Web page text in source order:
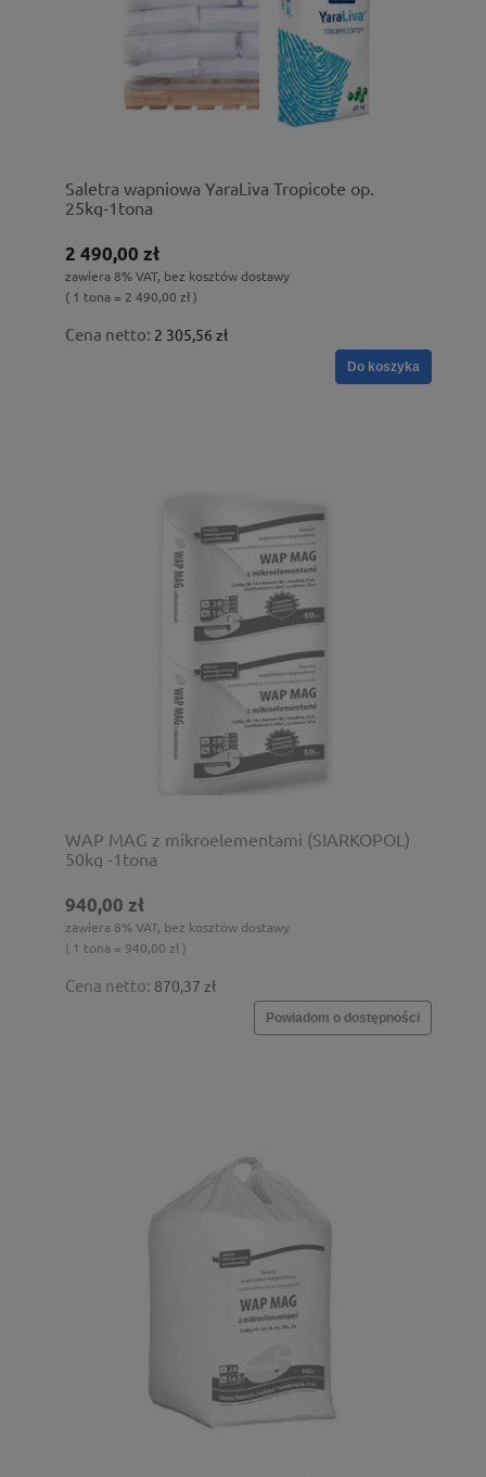
Saletra wapniowa YaraLiva Tropicote op.
25kg-1tona
2 490,00 zł
zawiera 8% VAT, bez kosztów dostawy
( 1 tona = 2 490,00 zł )
Cena netto: 2 305,56 zł
Do koszyka
WAP MAG z mikroelementami (SIARKOPOL)
50kg -1tona
940,00 zł
zawiera 8% VAT, bez kosztów dostawy
( 1 tona = 940,00 zł )
Cena netto: 870,37 zł
Powiadom o dostępności